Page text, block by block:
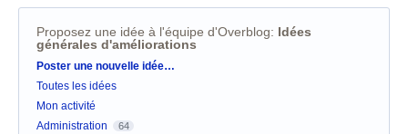
Proposez une idée à l'équipe d'Overblog: Idées
générales d'améliorations
Catégories
Poster une nouvelle idée…
Toutes les idées
Mon activité
Administration
64